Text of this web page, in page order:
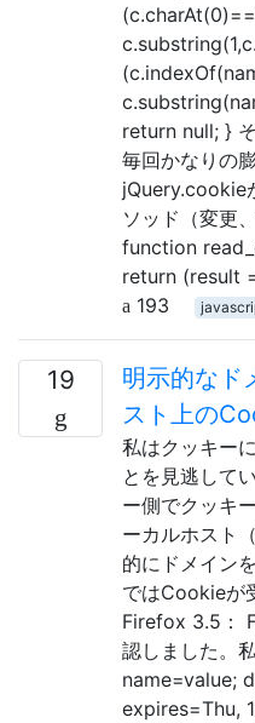
return null; }
毎回かなりの
jQuery.cookie
ソッド（変更
function
return (result
193
19
明示的なド
スト上の
私はクッキー
とを見逃して
ー側でクッキ
ーカルホスト
的にドメイン
ではCookieが
Firefox 3.5：
認しました。
name=value;
expires=Thu,